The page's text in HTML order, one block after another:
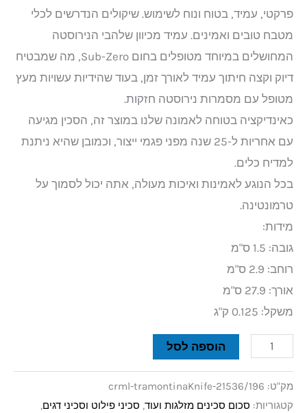
פרקטי, עמיד, בטוח ונוח לשימוש. שיקולים הנדרשים לכלי
מטבח טובים ואמינים. עמיד מכיוון שלהבי הנירוסטה
המחושלים במיוחד מטופלים בחום Sub-Zero, מה שמבטיח
דיוק וקצה חיתוך עמיד לאורך זמן, בעוד שהידיות עשויות מעץ
מטופל עם מסמרות נירוסטה חזקות.
כאינדיקציה בטוחה לאמונה שלנו במוצר זה, הסכין מגיעה
עם אחריות ל-25 שנה מפני פגמי ייצור, וכמובן שהיא ניתנת
למדיח כלים.
בכל הנוגע לאמינות ואיכות מעולה, אתה יכול לסמוך על
טרמונטינה.
מידות:
גובה: 1.5 ס"מ
רוחב: 2.9 ס"מ
אורך: 27.9 ס"מ
משקל: 0.125 ק"ג
הוספה לסל
מק"ט: crml-tramontinaKnife-21536/196
קטגוריות: סכום סכינים מזלגות ועוד, סכיני פילוט וסכיני דגים,